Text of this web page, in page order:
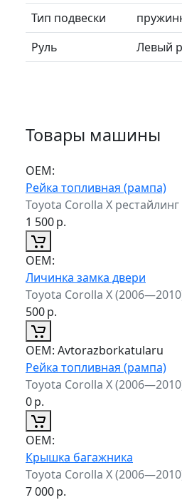
Тип подвески
Руль
Левый
Товары машины
ОЕМ:
Рейка топливная (рампа)
Toyota Corolla X
1 500р.
ОЕМ:
Личинка замка двери
Toyota Corolla X
500р.
ОЕМ: Avtorazborkatularu
Рейка топливная (рампа)
Toyota Corolla X
0р.
ОЕМ:
Крышка багажника
Toyota Corolla X
7 000р.